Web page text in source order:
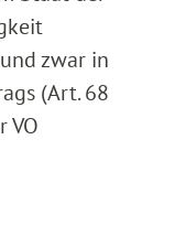
zwar in
(Art. 68
VO